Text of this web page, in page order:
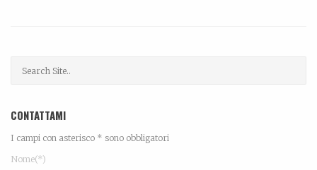
CONTATTAMI
I campi con asterisco * sono obbligatori
Nome(*)